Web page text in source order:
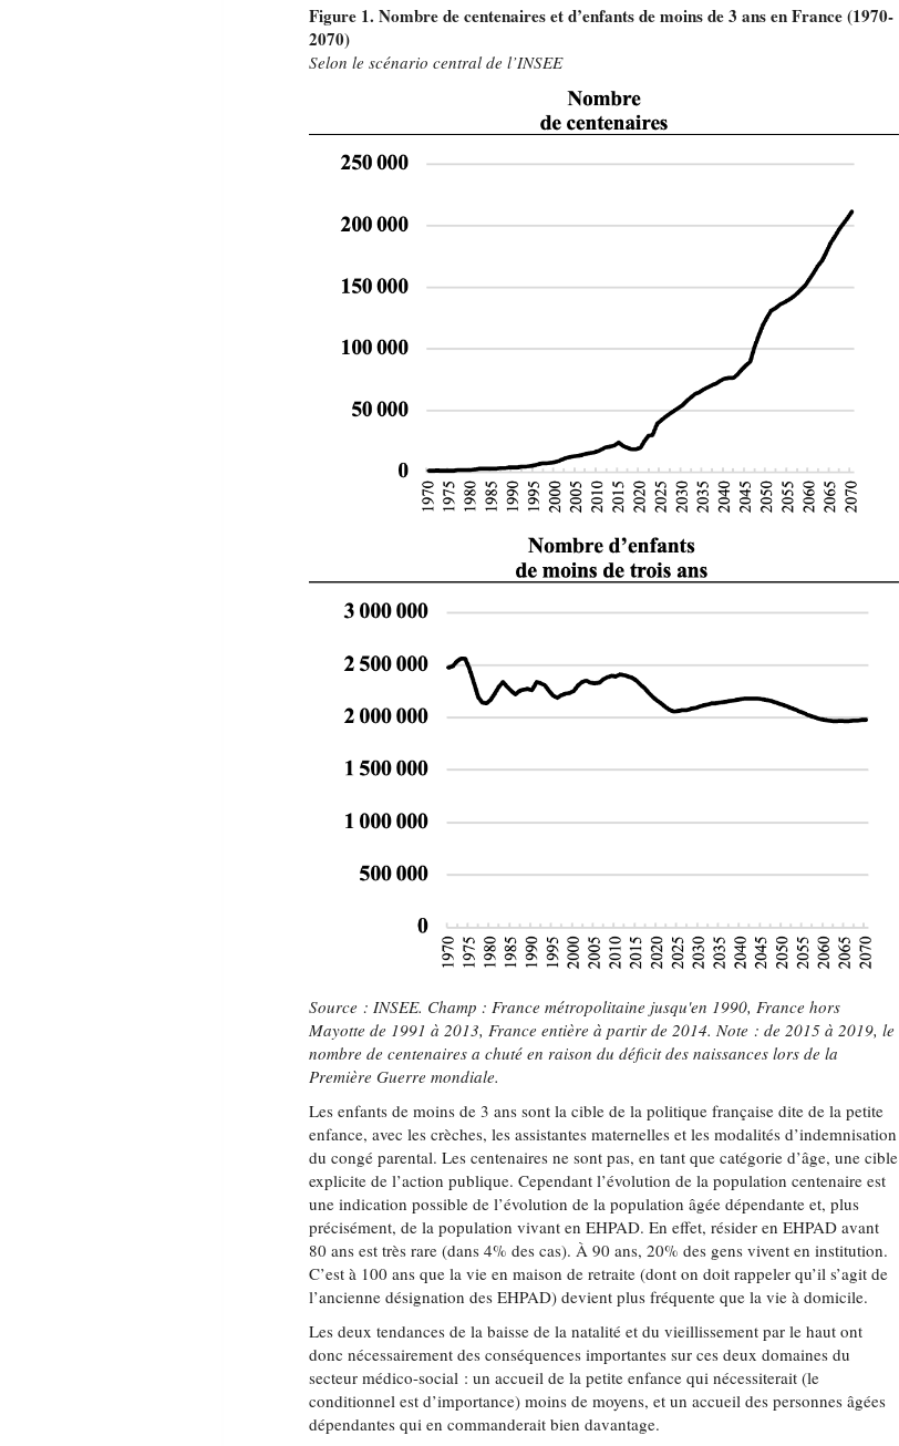
Figure 1. Nombre de centenaires et d’enfants de moins de 3 ans en France (1970-
2070)
Selon le scénario central de l’INSEE
Source : INSEE. Champ : France métropolitaine jusqu'en 1990, France hors
Mayotte de 1991 à 2013, France entière à partir de 2014. Note : de 2015 à 2019, le
nombre de centenaires a chuté en raison du déficit des naissances lors de la
Première Guerre mondiale.
Les enfants de moins de 3 ans sont la cible de la politique française dite de la petite
enfance, avec les crèches, les assistantes maternelles et les modalités d’indemnisation
du congé parental. Les centenaires ne sont pas, en tant que catégorie d’âge, une cible
explicite de l’action publique. Cependant l’évolution de la population centenaire est
une indication possible de l’évolution de la population âgée dépendante et, plus
précisément, de la population vivant en EHPAD. En effet, résider en EHPAD avant
80 ans est très rare (dans 4% des cas). À 90 ans, 20% des gens vivent en institution.
C’est à 100 ans que la vie en maison de retraite (dont on doit rappeler qu’il s’agit de
l’ancienne désignation des EHPAD) devient plus fréquente que la vie à domicile.
Les deux tendances de la baisse de la natalité et du vieillissement par le haut ont
donc nécessairement des conséquences importantes sur ces deux domaines du
secteur médico-social : un accueil de la petite enfance qui nécessiterait (le
conditionnel est d’importance) moins de moyens, et un accueil des personnes âgées
dépendantes qui en commanderait bien davantage.